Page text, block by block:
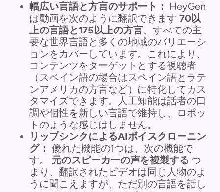
幅広い言語と方言のサポート： HeyGen
は動画を次のように翻訳できます 70以
上の言語と175以上の方言、すべての主
要な世界言語と多くの地域のバリエーシ
ョンをカバーしています。これにより、
コンテンツをターゲットとする視聴者
（スペイン語の場合はスペイン語とラテ
ンアメリカの方言など）に特化してカス
タマイズできます。人工知能は話者の口
調や個性を新しい言語で維持し、ロボッ
トのような感じはしません。
リップシンクによるAIボイスクローニン
グ： 優れた機能の1つは、次の機能で
す。 元のスピーカーの声を複製する つ
まり、翻訳されたビデオは同じ人物のよ
うに聞こえますが、ただ別の言語を話し